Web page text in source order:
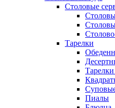
Столовые
Тарелки
Пиалы